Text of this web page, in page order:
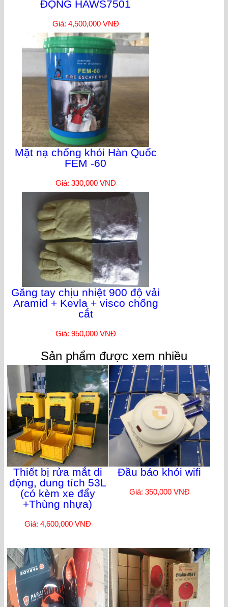
ĐỘNG HAWS7501
Giá: 4,500,000 VNĐ
Mặt nạ chống khói Hàn Quốc
FEM -60
Giá: 330,000 VNĐ
Găng tay chịu nhiệt 900 độ vải
Aramid + Kevla + visco chống
cắt
Giá: 950,000 VNĐ
Sản phẩm được xem nhiều
Thiết bị rửa mắt di
động, dung tích 53L
(có kèm xe đẩy
+Thùng nhựa)
Giá: 4,600,000 VNĐ
Đầu báo khói wifi
Giá: 350,000 VNĐ